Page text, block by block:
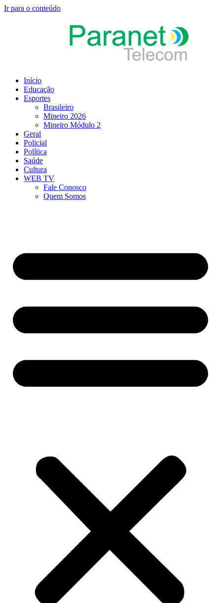
Ir para o conteúdo
Início
Educação
Esportes
Brasileiro
Mineiro 2026
Mineiro Módulo 2
Geral
Policial
Política
Saúde
Cultura
WEB TV
Fale Conosco
Quem Somos